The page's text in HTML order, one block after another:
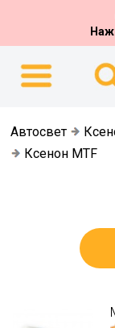
Автосвет
Ксенон MTF